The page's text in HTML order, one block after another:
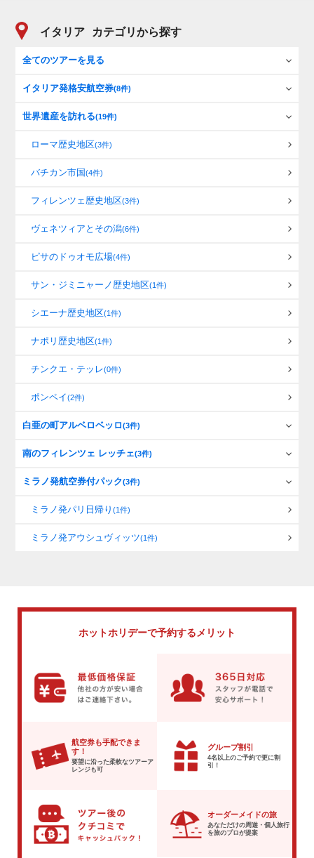
イタリア カテゴリから探す
全てのツアーを見る
イタリア発格安航空券(8件)
世界遺産を訪れる(19件)
ローマ歴史地区(3件)
バチカン市国(4件)
フィレンツェ歴史地区(3件)
ヴェネツィアとその潟(6件)
ピサのドゥオモ広場(4件)
サン・ジミニャーノ歴史地区(1件)
シエーナ歴史地区(1件)
ナポリ歴史地区(1件)
チンクエ・テッレ(0件)
ポンペイ(2件)
白亜の町アルベロベッロ(3件)
南のフィレンツェ レッチェ(3件)
ミラノ発航空券付パック(3件)
ミラノ発パリ日帰り(1件)
ミラノ発アウシュヴィッツ(1件)
ホットホリデーで予約するメリット
航空券も手配できま
す！
要望に沿った柔軟なツアーア
レンジも可
グループ割引
4名以上のご予約で更に割
引！
オーダーメイドの旅
あなただけの周遊・個人旅行
を旅のプロが提案